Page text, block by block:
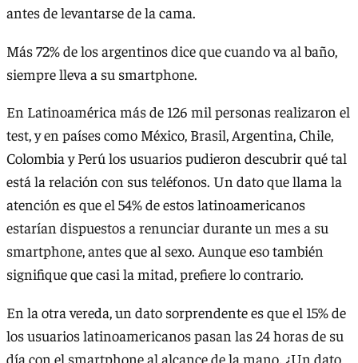
antes de levantarse de la cama.
Más 72% de los argentinos dice que cuando va al baño,
siempre lleva a su smartphone.
En Latinoamérica más de 126 mil personas realizaron el
test, y en países como México, Brasil, Argentina, Chile,
Colombia y Perú los usuarios pudieron descubrir qué tal
está la relación con sus teléfonos. Un dato que llama la
atención es que el 54% de estos latinoamericanos
estarían dispuestos a renunciar durante un mes a su
smartphone, antes que al sexo. Aunque eso también
signifique que casi la mitad, prefiere lo contrario.
En la otra vereda, un dato sorprendente es que el 15% de
los usuarios latinoamericanos pasan las 24 horas de su
día con el smartphone al alcance de la mano. ¿Un dato